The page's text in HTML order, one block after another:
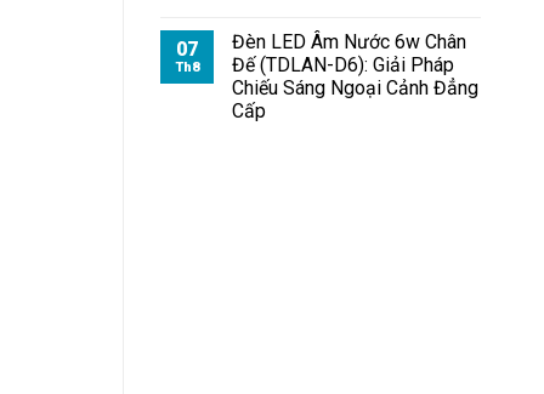
07
Th8
Đèn LED Âm Nước 6w Chân
Đế (TDLAN-D6): Giải Pháp
Chiếu Sáng Ngoại Cảnh Đẳng
Cấp